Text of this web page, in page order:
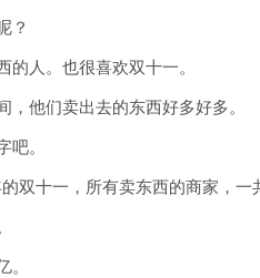
？
的人。也很喜欢双十一。
，他们卖出去的东西好多好多。
。
双十一，所有卖东西的商家，一